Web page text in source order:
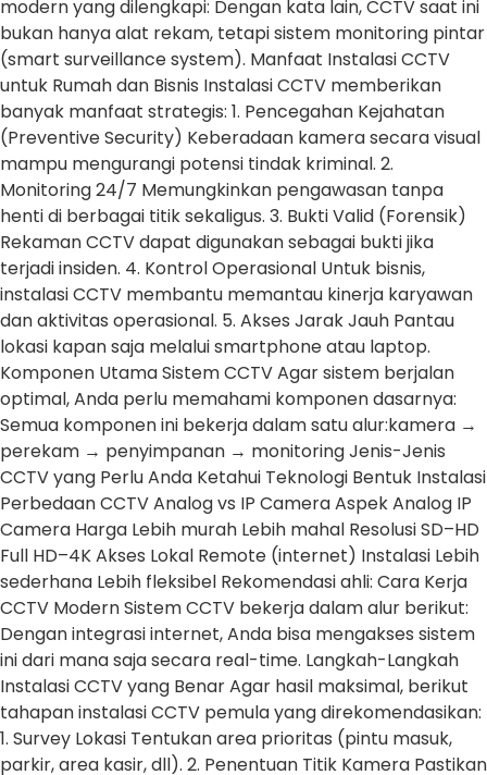
modern yang dilengkapi: Dengan kata lain, CCTV saat ini
bukan hanya alat rekam, tetapi sistem monitoring pintar
(smart surveillance system). Manfaat Instalasi CCTV
untuk Rumah dan Bisnis Instalasi CCTV memberikan
banyak manfaat strategis: 1. Pencegahan Kejahatan
(Preventive Security) Keberadaan kamera secara visual
mampu mengurangi potensi tindak kriminal. 2.
Monitoring 24/7 Memungkinkan pengawasan tanpa
henti di berbagai titik sekaligus. 3. Bukti Valid (Forensik)
Rekaman CCTV dapat digunakan sebagai bukti jika
terjadi insiden. 4. Kontrol Operasional Untuk bisnis,
instalasi CCTV membantu memantau kinerja karyawan
dan aktivitas operasional. 5. Akses Jarak Jauh Pantau
lokasi kapan saja melalui smartphone atau laptop.
Komponen Utama Sistem CCTV Agar sistem berjalan
optimal, Anda perlu memahami komponen dasarnya:
Semua komponen ini bekerja dalam satu alur:kamera →
perekam → penyimpanan → monitoring Jenis-Jenis
CCTV yang Perlu Anda Ketahui Teknologi Bentuk Instalasi
Perbedaan CCTV Analog vs IP Camera Aspek Analog IP
Camera Harga Lebih murah Lebih mahal Resolusi SD–HD
Full HD–4K Akses Lokal Remote (internet) Instalasi Lebih
sederhana Lebih fleksibel Rekomendasi ahli: Cara Kerja
CCTV Modern Sistem CCTV bekerja dalam alur berikut:
Dengan integrasi internet, Anda bisa mengakses sistem
ini dari mana saja secara real-time. Langkah-Langkah
Instalasi CCTV yang Benar Agar hasil maksimal, berikut
tahapan instalasi CCTV pemula yang direkomendasikan:
1. Survey Lokasi Tentukan area prioritas (pintu masuk,
parkir, area kasir, dll). 2. Penentuan Titik Kamera Pastikan